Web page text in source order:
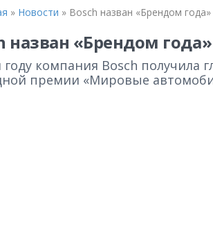
» Новости » Bosch назван «Брендом года»
назван «Брендом года»
компания Bosch получила
премии «Мировые